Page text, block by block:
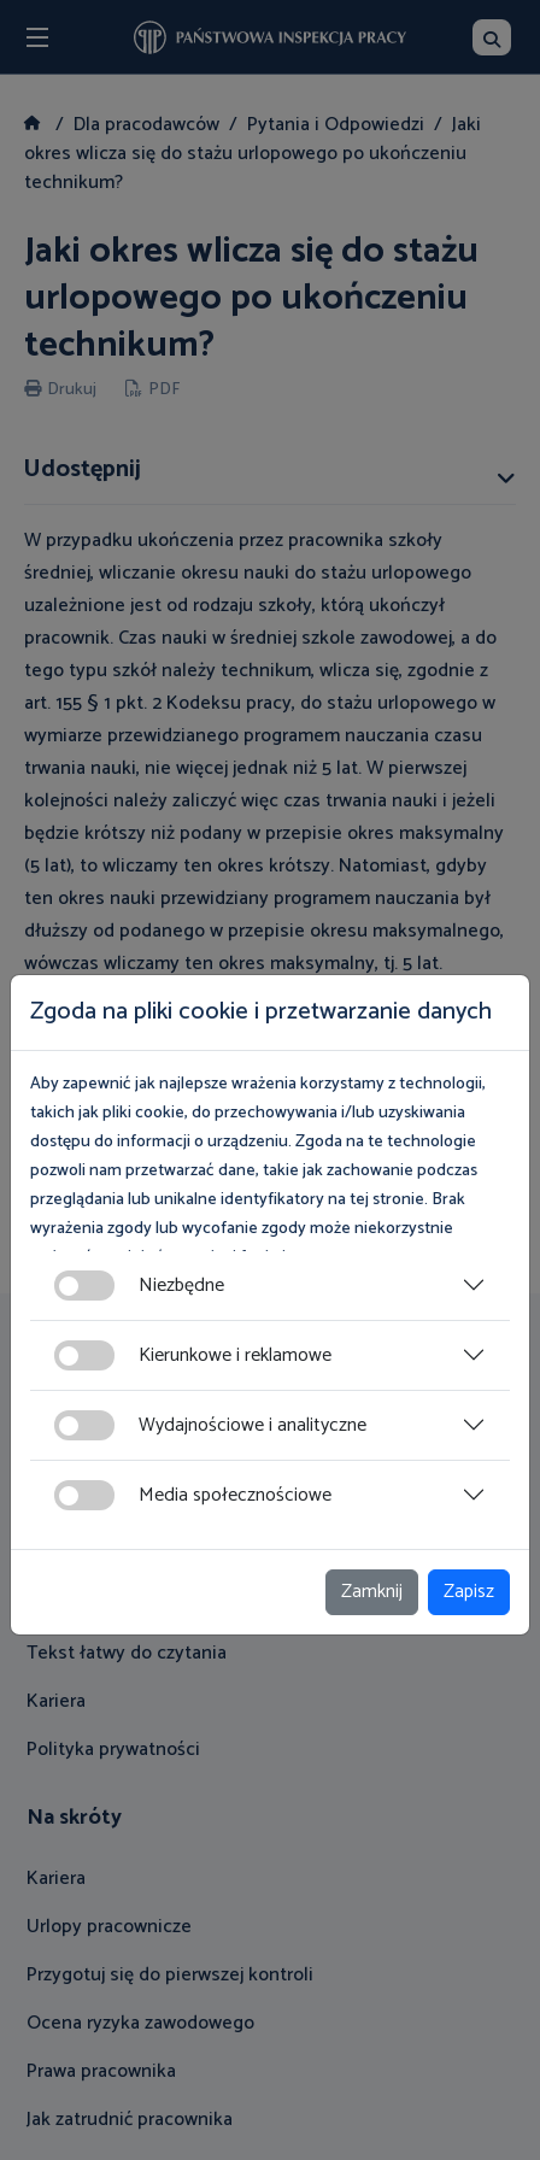
Dla pracodawców Pytania i Odpowiedzi
Jaki
okres wlicza się do stażu urlopowego po ukończeniu
technikum?
Jaki okres wlicza się do stażu
urlopowego po ukończeniu
technikum?
Drukuj PDF
W przypadku ukończenia przez pracownika szkoły
średniej, wliczanie okresu nauki do stażu urlopowego
uzależnione jest od rodzaju szkoły, którą ukończył
pracownik. Czas nauki w średniej szkole zawodowej, a do
tego typu szkół należy technikum, wlicza się, zgodnie z
art. 155 § 1 pkt. 2 Kodeksu pracy, do stażu urlopowego w
wymiarze przewidzianego programem nauczania czasu
trwania nauki, nie więcej jednak niż 5 lat. W pierwszej
kolejności należy zaliczyć więc czas trwania nauki i jeżeli
będzie krótszy niż podany w przepisie okres maksymalny
(5 lat), to wliczamy ten okres krótszy. Natomiast, gdyby
ten okres nauki przewidziany programem nauczania był
dłuższy od podanego w przepisie okresu maksymalnego,
wówczas wliczamy ten okres maksymalny, tj. 5 lat.
Udostępnij
Chcesz się z nami
skontaktować?
Wybierz województwo
Przydatne linki
Zamówienia publiczne
Dostęp do informacji publicznej
Klauzula informacyjna
Deklaracja dostępności
Tekst łatwy do czytania
Kariera
Polityka prywatności
Na skróty
Kariera
Urlopy pracownicze
Przygotuj się do pierwszej kontroli
Ocena ryzyka zawodowego
Prawa pracownika
Jak zatrudnić pracownika
Zgoda na pliki cookie i przetwarzanie danych
Aby zapewnić jak najlepsze wrażenia korzystamy z technologii,
takich jak pliki cookie, do przechowywania i/lub uzyskiwania
dostępu do informacji o urządzeniu. Zgoda na te technologie
pozwoli nam przetwarzać dane, takie jak zachowanie podczas
przeglądania lub unikalne identyfikatory na tej stronie. Brak
wyrażenia zgody lub wycofanie zgody może niekorzystnie
wpłynąć na niektóre cechy i funkcje.
Zgoda na pliki cookies jest dobrowolna i można ją wycofać lub
zmodyfikować w dowolnym momencie klikając w przycisk
ciasteczka w lewym dolnym rogu strony. Więcej informacji
znajdziesz w
Niezbędne
Kierunkowe i reklamowe
Wydajnościowe i analityczne
Media społecznościowe
Zamknij Zapisz
Szukaj